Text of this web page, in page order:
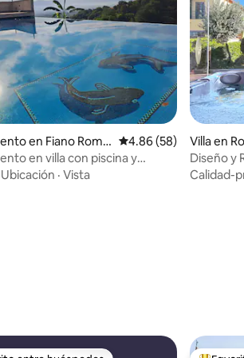
en Fiano Roma
Calificación promedio:
4.86 (58)
en villa con piscina y
cerca de Roma
Ubicación · Vista
Villa en
Diseño y
Calidad-